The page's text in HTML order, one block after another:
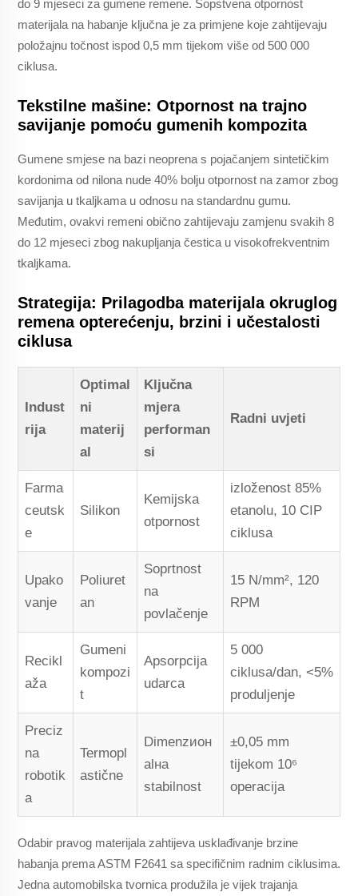
do 9 mjeseci za gumene remene. Sopstvena otpornost
materijala na habanje ključna je za primjene koje zahtijevaju
položajnu točnost ispod 0,5 mm tijekom više od 500 000
ciklusa.
Tekstilne mašine: Otpornost na trajno
savijanje pomoću gumenih kompozita
Gumene smjese na bazi neoprena s pojačanjem sintetičkim
kordonima od nilona nude 40% bolju otpornost na zamor zbog
savijanja u tkaljkama u odnosu na standardnu gumu.
Međutim, ovakvi remeni obično zahtijevaju zamjenu svakih 8
do 12 mjeseci zbog nakupljanja čestica u visokofrekventnim
tkaljkama.
Strategija: Prilagodba materijala okruglog
remena opterećenju, brzini i učestalosti
ciklusa
Indust
rija
Optimal
ni
materij
al
Ključna
mjera
performan
si
Radni uvjeti
Farma
ceutsk
e
Silikon
Kemijska
otpornost
izloženost 85%
etanolu, 10 CIP
ciklusa
Upako
vanje
Poliuret
an
Soprtnost
na
povlačenje
15 N/mm², 120
RPM
Recikl
aža
Gumeni
kompozi
t
Apsorpcija
udarca
5 000
ciklusa/dan, <5%
produljenje
Preciz
na
robotik
a
Termopl
astične
Dimenzион
аlнa
stabilnost
±0,05 mm
tijekom 10⁶
operacija
Odabir pravog materijala zahtijeva usklađivanje brzine
habanja prema ASTM F2641 sa specifičnim radnim ciklusima.
Jedna automobilska tvornica produžila je vijek trajanja